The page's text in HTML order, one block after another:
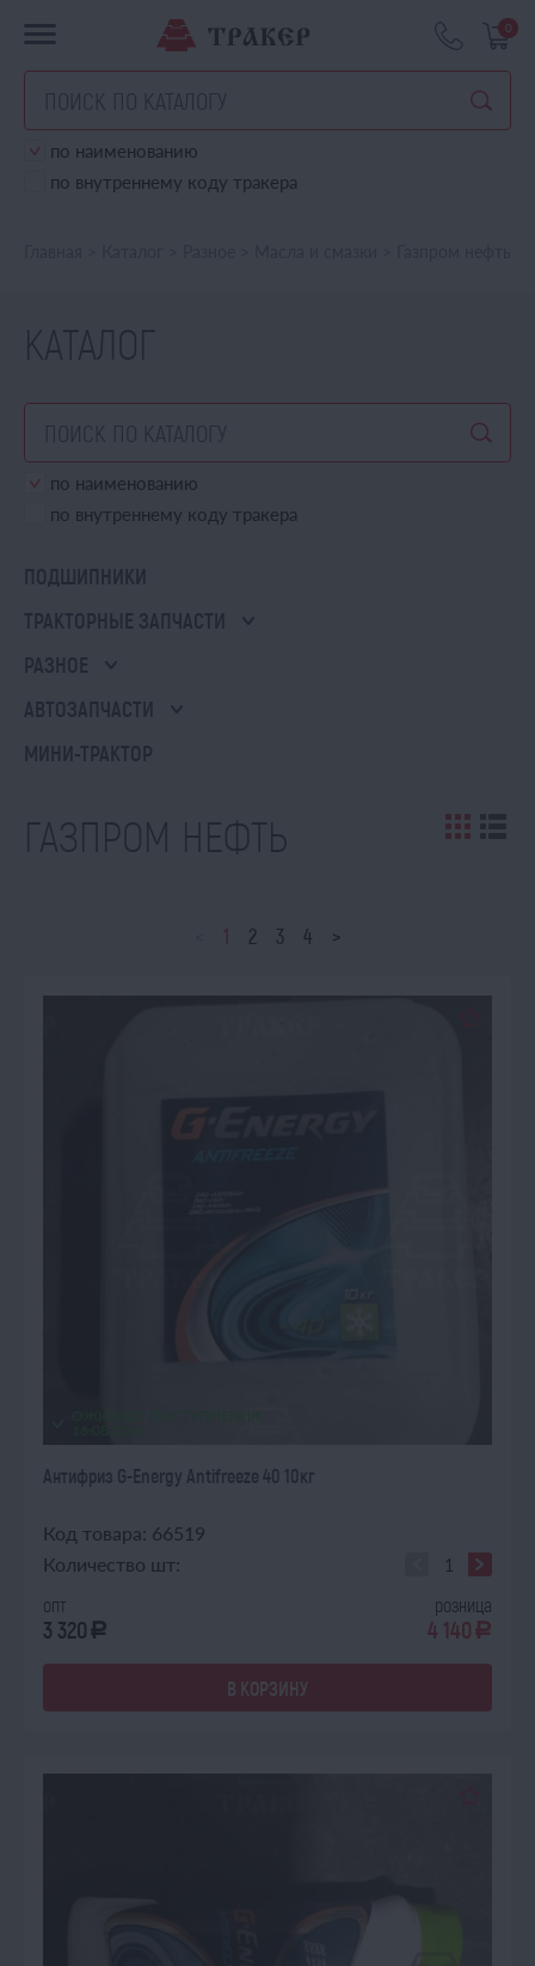
0
по наименованию
по внутреннему коду тракера
КАТАЛОГ
по наименованию
по внутреннему коду тракера
ПОДШИПНИКИ
ТРАКТОРНЫЕ ЗАПЧАСТИ
РАЗНОЕ
АВТОЗАПЧАСТИ
МИНИ-ТРАКТОР
ГАЗПРОМ НЕФТЬ
1 2 3 4 >
Антифриз G-Energy Antifreeze 40 10кг
Код товара: 66519
Количество шт:
опт
3 320 a
розница
4 140 a
В КОРЗИНУ